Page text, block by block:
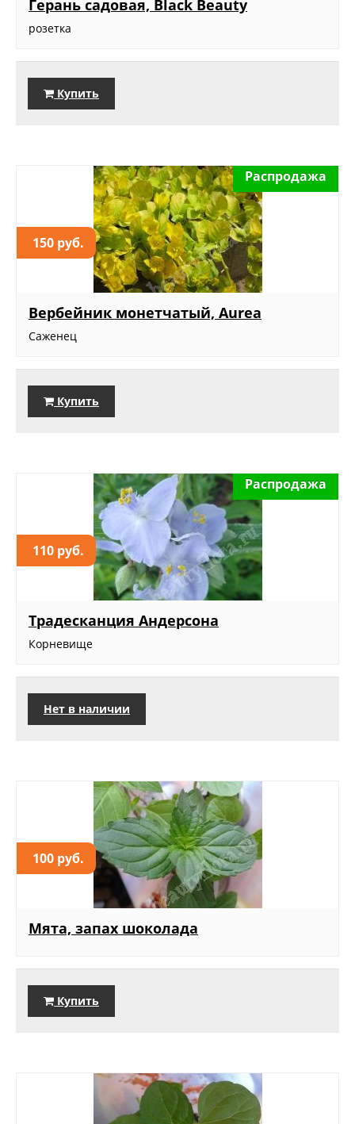
Герань садовая, Black Beauty
розетка
Купить
150 руб.
Распродажа
Вербейник монетчатый, Aurea
Саженец
Купить
110 руб.
Распродажа
Традесканция Андерсона
Корневище
Нет в наличии
100 руб.
Мята, запах шоколада
Купить